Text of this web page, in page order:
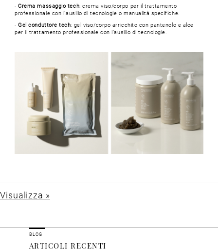
-Crema massaggio tech: crema viso/corpo per il trattamento
professionale con l’ausilio di tecnologie o manualità specifiche.
-Gel conduttore tech: gel viso/corpo arricchito con pantenolo e aloe
per il trattamento professionale con l’ausilio di tecnologie.
Visualizza »
BLOG
ARTICOLI RECENTI